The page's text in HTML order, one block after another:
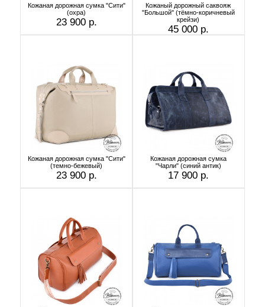
Кожаная дорожная сумка "Сити"
(охра)
23 900 р.
Кожаный дорожный саквояж
"Большой" (тёмно-коричневый
крейзи)
45 000 р.
Кожаная дорожная сумка "Сити"
(темно-бежевый)
23 900 р.
Кожаная дорожная сумка
"Чарли" (синий антик)
17 900 р.